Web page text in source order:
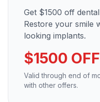
Get $1500 off
Restore your smile
looking implants.
$1500 OFF
Valid through end of
with other offers.